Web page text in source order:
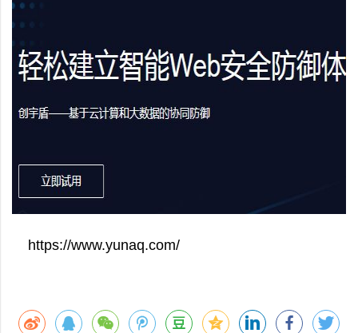
https://www.yunaq.com/